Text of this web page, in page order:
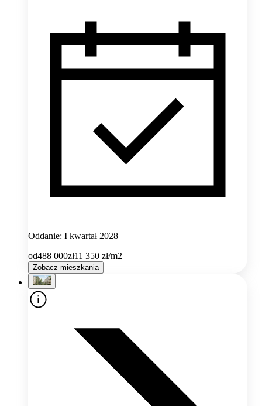
Oddanie: I kwartał 2028
od488 000zł11 350 zł/m2
Zobacz mieszkania